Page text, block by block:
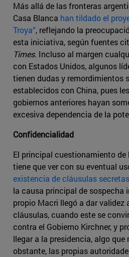
Más allá de las fronteras
Casa Blanca han tildado el
Troya”, reflejando la
esta iniciativa, según fuentes
Times. Incluso al margen
con Estados Unidos, algunos
tienen dudas y remordimientos
establecidos con China, pues
gobiernos anteriores hayan
excesiva dependencia de la
Confidencialidad
El principal cuestionamiento de
tiene que ver con su eventual
existencia de cláusulas secretas
la causa principal de sospecha
propio Macri llegó a dar validez
cláusulas, cuando este se
contra el Gobierno Kirchner, y
llegar a la presidencia, algo que
obstante, las propias